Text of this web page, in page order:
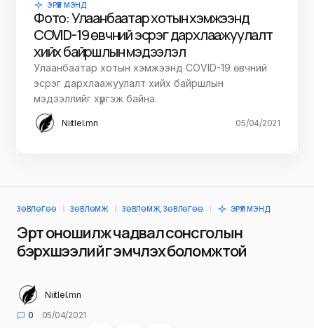
ЭРҮҮЛ МЭНД
Фото: Улаанбаатар хотын хэмжээнд
COVID-19 өвчний эсрэг дархлаажуулалт
хийх байршлын мэдээлэл
Улаанбаатар хотын хэмжээнд COVID-19 өвчний
эсрэг дархлаажуулалт хийх байршлын
мэдээллийг хүргэж байна.
Niitlel.mn 05/04/2021
ЗӨВЛӨГӨӨ ЗӨВЛӨМЖ ЗӨВЛӨМЖ, ЗӨВЛӨГӨӨ ЭРҮҮЛ МЭНД
Эрт оношилж чадвал сонсголын
бэрхшээлийг эмчлэх боломжтой
Niitlel.mn
0
05/04/2021